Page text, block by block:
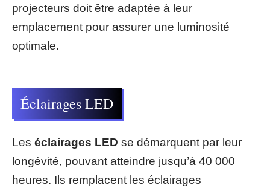
projecteurs doit être adaptée à leur
emplacement pour assurer une luminosité
optimale.
Éclairages LED
Les éclairages LED se démarquent par leur
longévité, pouvant atteindre jusqu’à 40 000
heures. Ils remplacent les éclairages